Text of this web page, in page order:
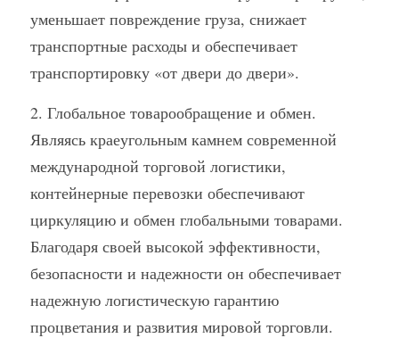
уменьшает повреждение груза, снижает
транспортные расходы и обеспечивает
транспортировку «от двери до двери».
2. Глобальное товарообращение и обмен.
Являясь краеугольным камнем современной
международной торговой логистики,
контейнерные перевозки обеспечивают
циркуляцию и обмен глобальными товарами.
Благодаря своей высокой эффективности,
безопасности и надежности он обеспечивает
надежную логистическую гарантию
процветания и развития мировой торговли.